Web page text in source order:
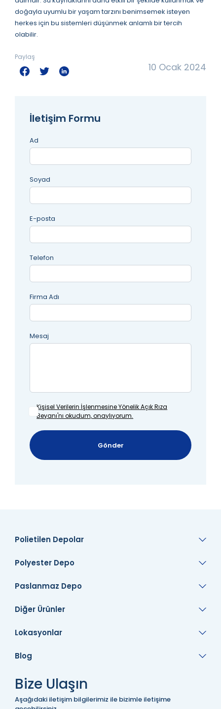
doğayla uyumlu bir yaşam tarzını benimsemek isteyen
herkes için bu sistemleri düşünmek anlamlı bir tercih
olabilir.
10 Ocak 2024
Paylaş
İletişim Formu
Ad
Soyad
E-posta
Telefon
Firma Adı
Mesaj
Kişisel Verilerin İşlenmesineYönelik Açık Rıza
Beyanı'nı okudum, onaylıyorum.
Gönder
Polietilen Depolar
Polyester Depo
Paslanmaz Depo
Diğer Ürünler
Lokasyonlar
Bize Ulaşın
Aşağıdaki iletişim bilgilerimiz ile bizimle iletişime
Blog